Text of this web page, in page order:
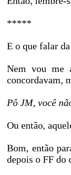
*****
E o que falar
Nem vou me
concordavam,
Pô JM, você
Ou então,
Bom, então
depois o FF do